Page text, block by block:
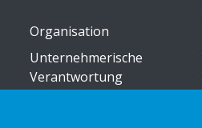
Organisation
Unternehmerische
Verantwortung